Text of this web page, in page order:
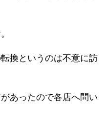
換というのは不意に訪
あったので各店へ問い